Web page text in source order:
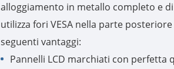
alloggiamento in metallo completo e
utilizza fori VESA nella parte
seguenti vantaggi:
Pannelli LCD marchiati con perfetta